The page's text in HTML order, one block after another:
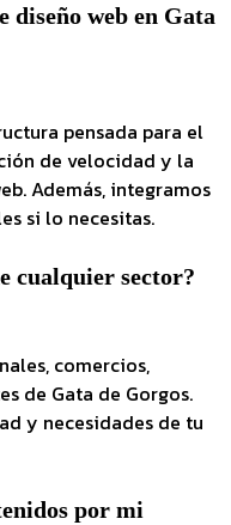
diseño web en Gata
pensada para el
de velocidad y la
Además, integramos
si lo necesitas.
cualquier sector?
comercios,
de Gata de Gorgos.
y necesidades de tu
por mi